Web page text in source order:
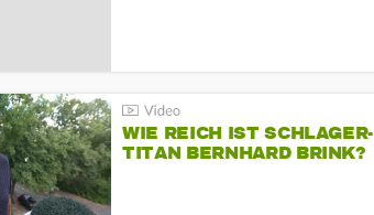
WIE REICH IST SCHLAGER-
TITAN BERNHARD BRINK?